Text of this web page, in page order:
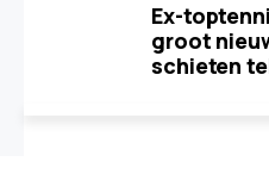
Ex-
groot
schieten